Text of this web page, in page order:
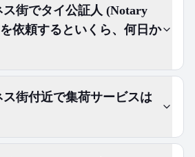
街でタイ公証人 (Notary
依頼するといくら、何日か
街付近で集荷サービスは